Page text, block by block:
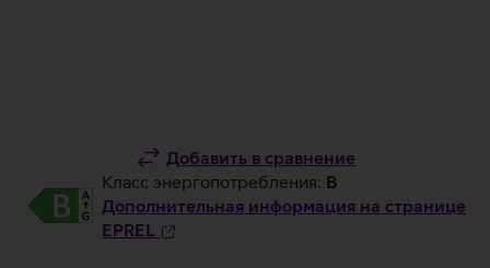
Добавить в сравнение
Класс энергопотребления: B
Дополнительная информация на странице
EPREL